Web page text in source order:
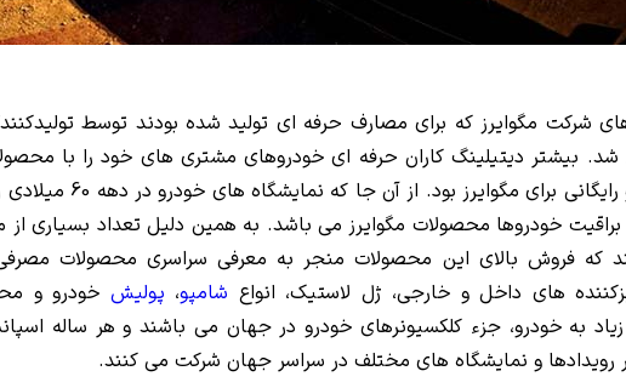
مگوایرز که برای مصارف حرفه ای تولید شده بودند توسط
بیشتر دیتیلینگ کاران حرفه ای خودروهای مشتری های خود را با
خودروها در نمایشگاه ها
خودروها محصولات مگوایرز می باشد. به همین دلیل تعداد بسیاری از
های داخل و خارجی، ژل لاستیک، انواع شامپو، پولیش خودرو و
رویدادها و نمایشگاه های مختلف در سراسر جهان شرکت می کنند.